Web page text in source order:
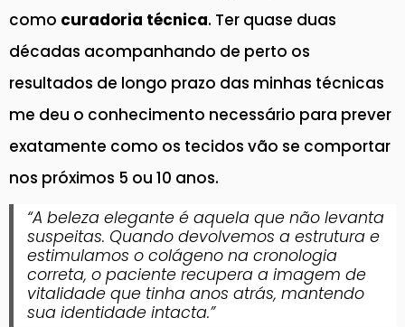
como curadoria técnica. Ter quase duas
décadas acompanhando de perto os
resultados de longo prazo das minhas técnicas
me deu o conhecimento necessário para prever
exatamente como os tecidos vão se comportar
nos próximos 5 ou 10 anos.
“A beleza elegante é aquela que não levanta
suspeitas. Quando devolvemos a estrutura e
estimulamos o colágeno na cronologia
correta, o paciente recupera a imagem de
vitalidade que tinha anos atrás, mantendo
sua identidade intacta.”